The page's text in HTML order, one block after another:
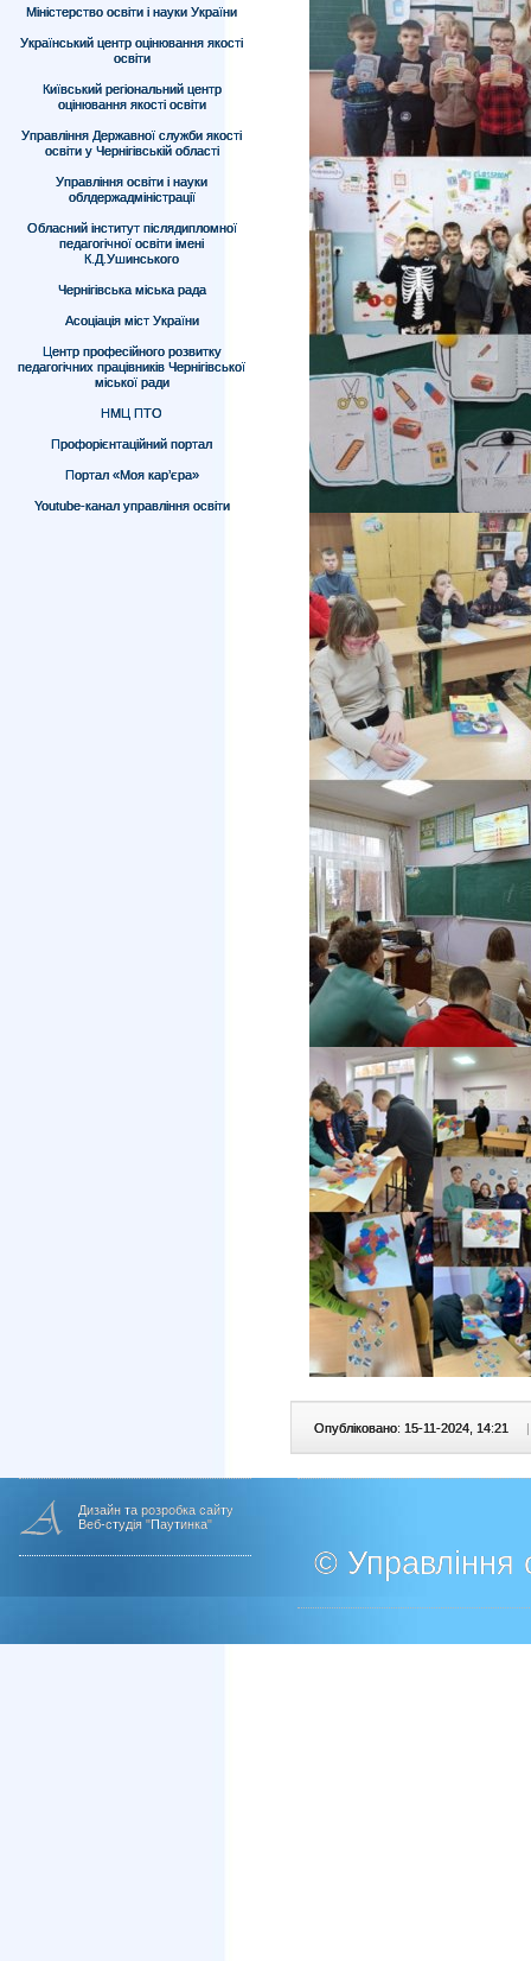
Міністерство освіти і науки України
Український центр оцінювання якості
освіти
Київський регіональний центр
оцінювання якості освіти
Управління Державної служби якості
освіти у Чернігівській області
Управління освіти і науки
облдержадміністрації
Обласний інститут післядипломної
педагогічної освіти імені
К.Д.Ушинського
Чернігівська міська рада
Асоціація міст України
Центр професійного розвитку
педагогічних працівників Чернігівської
міської ради
НМЦ ПТО
Профорієнтаційний портал
Портал «Моя кар’єра»
Youtube-канал управління освіти
Опубліковано: 15-11-2024, 14:21 |
Дизайн та розробка сайту
Веб-студія "Паутинка"
© Управління